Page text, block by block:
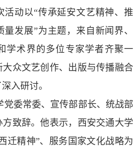
活动以“传承延安文艺精神、推
发展”为主题，来自新闻界、
学术界的多位专家学者齐聚一
众文艺创作、出版与传播融合
入研讨。
党委常委、宣传部部长、统战部
致辞。他表示，西安交通大学
迁精神”、服务国家文化战略为